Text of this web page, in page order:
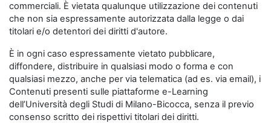
commerciali. È vietata qualunque utilizzazione dei contenuti
che non sia espressamente autorizzata dalla legge o dai
titolari e/o detentori dei diritti d'autore.
È in ogni caso espressamente vietato pubblicare,
diffondere, distribuire in qualsiasi modo o forma e con
qualsiasi mezzo, anche per via telematica (ad es. via email), i
Contenuti presenti sulle piattaforme e-Learning
dell’Università degli Studi di Milano-Bicocca, senza il previo
consenso scritto dei rispettivi titolari dei diritti.